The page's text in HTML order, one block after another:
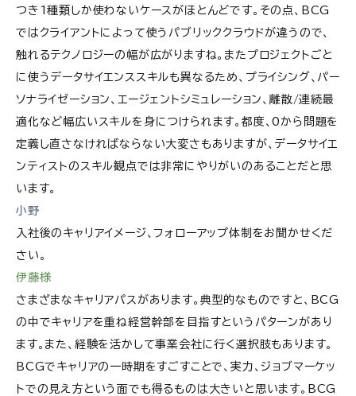
つき1種類しか使わないケースがほとんどです。その点、BCG
ではクライアントによって使うパブリッククラウドが違うので、
触れるテクノロジーの幅が広がりますね。またプロジェクトごと
に使うデータサイエンススキルも異なるため、プライシング、パー
ソナライゼーション、エージェントシミュレーション、離散/連続最
適化など幅広いスキルを身につけられます。都度、0から問題を
定義し直さなければならない大変さもありますが、データサイエ
ンティストのスキル観点では非常にやりがいのあることだと思
います。
小野
入社後のキャリアイメージ、フォローアップ体制をお聞かせくだ
さい。
伊藤様
さまざまなキャリアパスがあります。典型的なものですと、BCG
の中でキャリアを重ね経営幹部を目指すというパターンがあり
ます。また、経験を活かして事業会社に行く選択肢もあります。
BCGでキャリアの一時期をすごすことで、実力、ジョブマーケッ
トでの見え方という面でも得るものは大きいと思います。BCG